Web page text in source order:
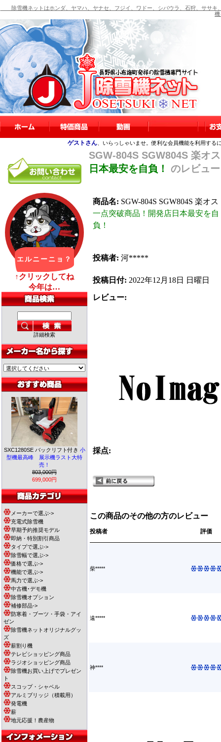
除雪機ネットはホンダ、ヤマハ、ヤナセ、フジイ、ワドー、シバウラ、石狩、ササキ
機
ゲストさん 、いらっしゃいませ。便利な会員機能を利用する
詳細検索
SXC1280SE バックリフト付き 小
型機最高峰 展示機ラスト大特
売！
803,000円
699,000円
メーカーで選ぶ->
充電式除雪機
早期予約推奨モデル
即納・特別割引商品
タイプで選ぶ->
除雪幅で選ぶ->
価格で選ぶ->
機能で選ぶ->
馬力で選ぶ->
中古機･デモ機
除雪機オプション
補修部品->
防寒着・ブーツ・手袋・アイ
ゼン
除雪機ネットオリジナルグッ
ズ
薪割り機
テレビショッピング商品
ラジオショッピング商品
除雪機お買い上げでプレゼン
ト
スコップ・シャベル
アルミブリッジ（積載用）
発電機
薪
地元応援！農産物
SGW-804S SGW804S 楽オ
日本最安を自負！
のレビュー
商品名: SGW-804S SGW804S 楽オス
一点突破商品！開発店日本最安を自
負！
投稿者: 河*****
投稿日付: 2022年12月18日 日曜日
レビュー:
採点:
この商品のその他の方のレビュー
投稿者 評価
柴*****
遠*****
神****